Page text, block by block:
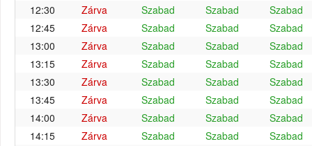
12:30
Zárva Szabad Szabad
Szabad
12:45
Zárva Szabad Szabad
Szabad
13:00
Zárva Szabad Szabad
Szabad
13:15
Zárva Szabad Szabad
Szabad
13:30
Zárva Szabad Szabad
Szabad
13:45
Zárva Szabad Szabad
Szabad
14:00
Zárva Szabad Szabad
Szabad
14:15
Zárva Szabad Szabad
Szabad